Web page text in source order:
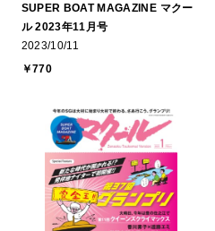
SUPER BOAT MAGAZINE マクー
ル 2023年11月号
2023/10/11
￥770